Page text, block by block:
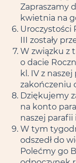
Zapraszamy
kwietnia na
Uroczystości
III zostały
W związku z
o dacie
kl. IV z
zakończeniu
Dziękujemy
na konto
naszej
W tym
odszedł do
Polećmy go